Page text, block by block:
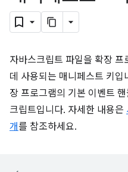
자바스크립트 파일을 확장
데 사용되는 매니페스트 키
장 프로그램의 기본 이벤트
크립트입니다. 자세한 내용은
개를 참조하세요.